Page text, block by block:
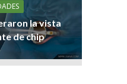
la vista
de chip